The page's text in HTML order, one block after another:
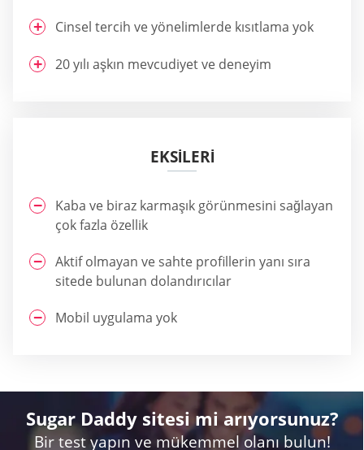
Cinsel tercih ve yönelimlerde kısıtlama yok
20 yılı aşkın mevcudiyet ve deneyim
EKSİLERİ
Kaba ve biraz karmaşık görünmesini sağlayan
çok fazla özellik
Aktif olmayan ve sahte profillerin yanı sıra
sitede bulunan dolandırıcılar
Mobil uygulama yok
Sugar Daddy sitesi mi arıyorsunuz?
Bir test yapın ve mükemmel olanı bulun!